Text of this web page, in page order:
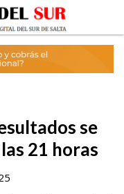
se
21 horas